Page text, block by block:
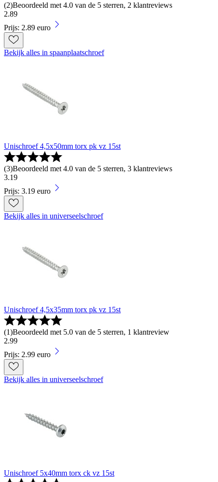
(2)Beoordeeld met 4.0 van de 5 sterren, 2 klantreviews
2.89
Prijs: 2.89 euro
Bekijk alles in spaanplaatschroef
Unischroef 4,5x50mm torx pk vz 15st
(3)Beoordeeld met 4.0 van de 5 sterren, 3 klantreviews
3.19
Prijs: 3.19 euro
Bekijk alles in universeelschroef
Unischroef 4,5x35mm torx pk vz 15st
(1)Beoordeeld met 5.0 van de 5 sterren, 1 klantreview
2.99
Prijs: 2.99 euro
Bekijk alles in universeelschroef
Unischroef 5x40mm torx ck vz 15st